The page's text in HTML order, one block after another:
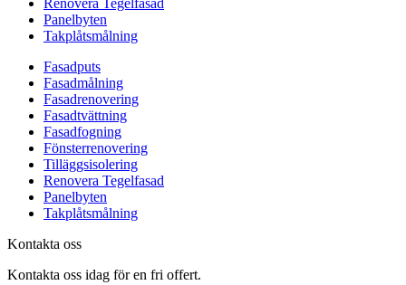
Renovera Tegelfasad
Panelbyten
Takplåtsmålning
Fasadputs
Fasadmålning
Fasadrenovering
Fasadtvättning
Fasadfogning
Fönsterrenovering
Tilläggsisolering
Renovera Tegelfasad
Panelbyten
Takplåtsmålning
Kontakta oss
Kontakta oss idag för en fri offert.